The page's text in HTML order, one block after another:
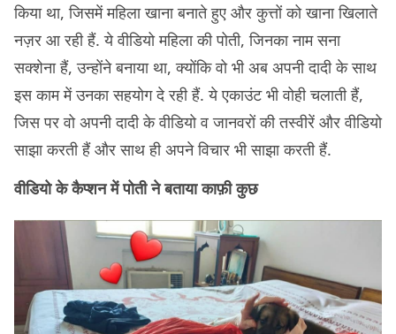
किया था, जिसमें महिला खाना बनाते हुए और कुत्तों को खाना खिलाते
नज़र आ रही हैं. ये वीडियो महिला की पोती, जिनका नाम सना
सक्शेना हैं, उन्होंने बनाया था, क्योंकि वो भी अब अपनी दादी के साथ
इस काम में उनका सहयोग दे रही हैं. ये एकाउंट भी वोही चलाती हैं,
जिस पर वो अपनी दादी के वीडियो व जानवरों की तस्वीरें और वीडियो
साझा करती हैं और साथ ही अपने विचार भी साझा करती हैं.
वीडियो के कैप्शन में पोती ने बताया काफ़ी कुछ